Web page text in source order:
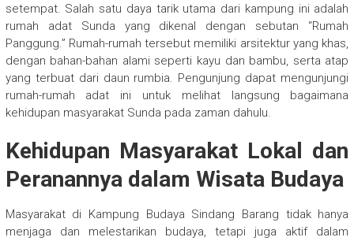
setempat. Salah satu daya tarik utama dari kampung ini adalah
rumah adat Sunda yang dikenal dengan sebutan “Rumah
Panggung.” Rumah-rumah tersebut memiliki arsitektur yang khas,
dengan bahan-bahan alami seperti kayu dan bambu, serta atap
yang terbuat dari daun rumbia. Pengunjung dapat mengunjungi
rumah-rumah adat ini untuk melihat langsung bagaimana
kehidupan masyarakat Sunda pada zaman dahulu.
Kehidupan Masyarakat Lokal dan
Peranannya dalam Wisata Budaya
Masyarakat di Kampung Budaya Sindang Barang tidak hanya
menjaga dan melestarikan budaya, tetapi juga aktif dalam